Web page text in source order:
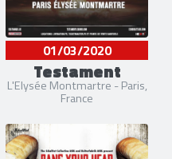
01/03/2020
Testament
L'Elysée Montmartre - Paris,
France